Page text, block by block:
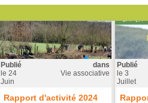
Publié
le 24
Juin
dans
Vie associative
Rapport d'activité 2024
Publié
le 3
Juillet